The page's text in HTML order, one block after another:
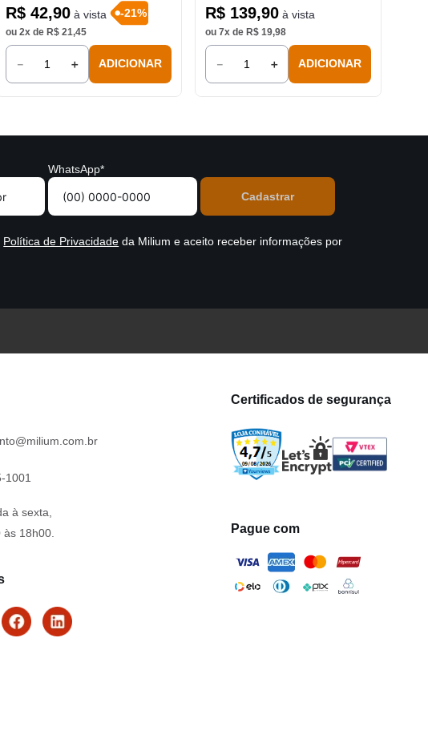
R$ 42,90 à vista -21%
ou2x de R$ 21,45
＋
－ ADICIONAR
R$ 139,90 à vista
ou7x de R$ 19,98
＋
－ ADICIONAR
WhatsApp*
Política de Privacidade da Milium e aceito receber informações por
1001
à sexta,
18h00.
Certificados de segurança
Pague com